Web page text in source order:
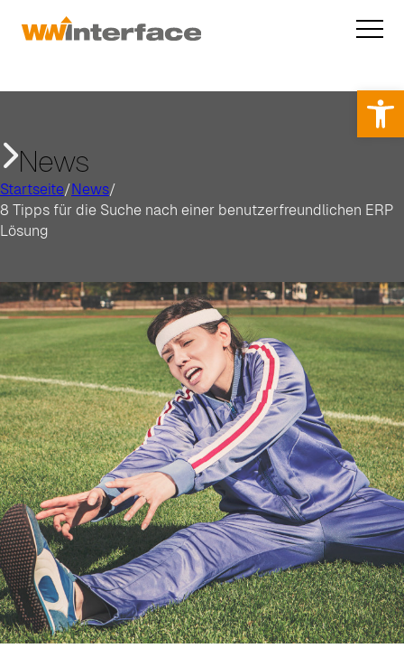
News
Startseite/News/
8 Tipps für die Suche nach einer benutzerfreundlichen ERP
Lösung